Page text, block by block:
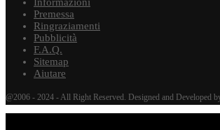
Premessa
Ringraziamenti
Pubblicità
F.A.Q.
Sitemap
Aiutare
@2006 - 2024 - All Right Reserved. Designed and Developed